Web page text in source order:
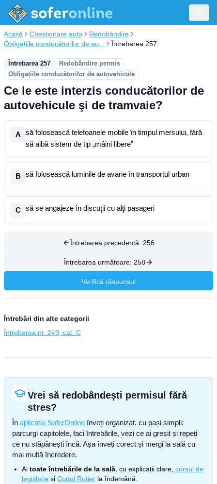
Acasă Chestionare auto
Redobândire
Obligațiile conducătorilor de au...
Întrebarea 257
Întrebarea 257
Redobândire permis
Obligațiile conducătorilor de autovehicule
Ce le este interzis conducătorilor de
autovehicule şi de tramvaie?
A
să folosească telefoanele mobile în timpul mersului, fără
să aibă sistem de tip „mâini libere”
B să folosească luminile de avarie în transportul urban
C să se angajeze în discuţii cu alţi pasageri
Întrebarea precedentă: 256
Întrebarea următoare: 258
Verifică răspunsul
Întrebări din alte categorii
Întrebarea nr. 249, cat. C
Vrei să redobândești permisul fără
stres?
În aplicația SoferOnline înveți organizat, cu pași simpli:
parcurgi capitolele, faci întrebările, vezi ce ai greșit și repeți
ce nu stăpânești încă. Așa înveți corect și mergi la sală cu
mai multă încredere.
Ai toate întrebările de la sală , cu explicații clare, cursul de
legislație și Codul Rutier la îndemână.